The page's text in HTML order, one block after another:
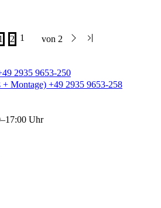
2935 9653-250
+ Montage) +49 2935 9653-258
Uhr